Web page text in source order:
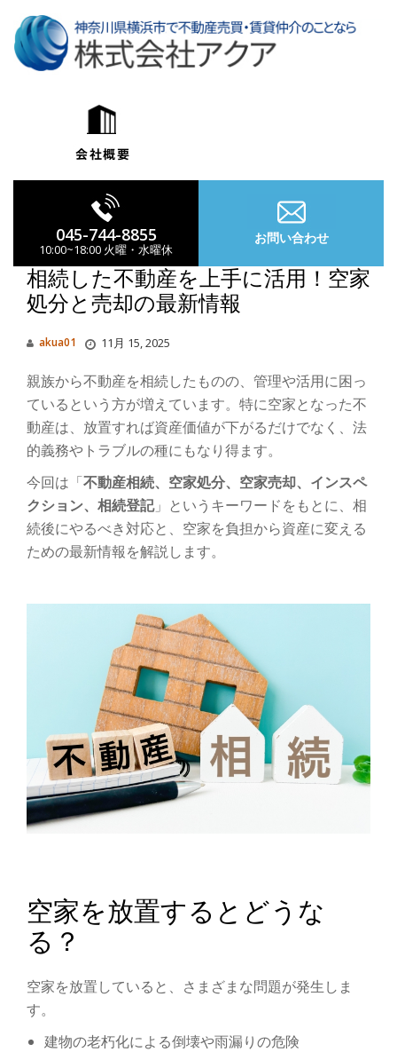
045-744-8855
10:00~18:00 火曜・水曜休
お問い合わせ
ゲ
ー
シ
ョ
を
え
相続した不動産を上手に活用！空家
処分と売却の最新情報
akua01 11月 15, 2025
親族から不動産を相続したものの、管理や活用に困っ
ているという方が増えています。特に空家となった不
動産は、放置すれば資産価値が下がるだけでなく、法
的義務やトラブルの種にもなり得ます。
今回は「不動産相続、空家処分、空家売却、インスペ
クション、相続登記」というキーワードをもとに、相
続後にやるべき対応と、空家を負担から資産に変える
ための最新情報を解説します。
空家を放置するとどうな
る？
空家を放置していると、さまざまな問題が発生しま
す。
建物の老朽化による倒壊や雨漏りの危険